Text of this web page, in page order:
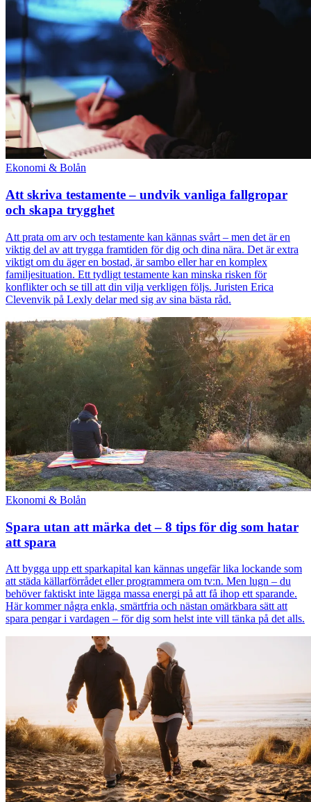
Ekonomi & Bolån
Att skriva testamente – undvik vanliga fallgropar
och skapa trygghet
Att prata om arv och testamente kan kännas svårt – men det är en
viktig del av att trygga framtiden för dig och dina nära. Det är extra
viktigt om du äger en bostad, är sambo eller har en komplex
familjesituation. Ett tydligt testamente kan minska risken för
konflikter och se till att din vilja verkligen följs. Juristen Erica
Clevenvik på Lexly delar med sig av sina bästa råd.
Ekonomi & Bolån
Spara utan att märka det – 8 tips för dig som hatar
att spara
Att bygga upp ett sparkapital kan kännas ungefär lika lockande som
att städa källarförrådet eller programmera om tv:n. Men lugn – du
behöver faktiskt inte lägga massa energi på att få ihop ett sparande.
Här kommer några enkla, smärtfria och nästan omärkbara sätt att
spara pengar i vardagen – för dig som helst inte vill tänka på det alls.